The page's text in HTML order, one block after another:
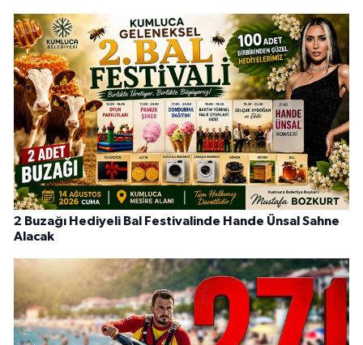
2 Buzağı Hediyeli Bal Festivalinde Hande Ünsal Sahne
Alacak